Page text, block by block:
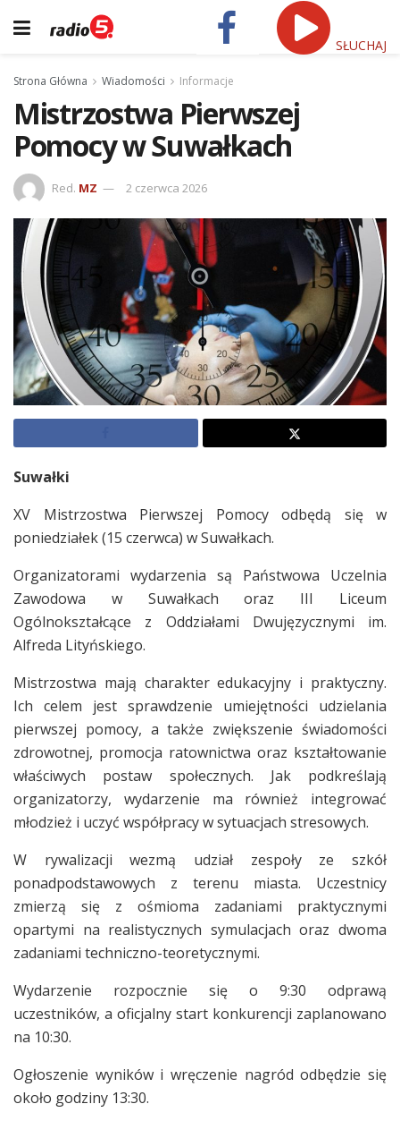
SŁUCHAJ
Strona Główna Wiadomości Informacje
Mistrzostwa Pierwszej
Pomocy w Suwałkach
Red. MZ 2 czerwca 2026
Suwałki
XV Mistrzostwa Pierwszej Pomocy odbędą się w
poniedziałek (15 czerwca) w Suwałkach.
Organizatorami wydarzenia są Państwowa Uczelnia
Zawodowa w Suwałkach oraz III Liceum
Ogólnokształcące z Oddziałami Dwujęzycznymi im.
Alfreda Lityńskiego.
Mistrzostwa mają charakter edukacyjny i praktyczny.
Ich celem jest sprawdzenie umiejętności udzielania
pierwszej pomocy, a także zwiększenie świadomości
zdrowotnej, promocja ratownictwa oraz kształtowanie
właściwych postaw społecznych. Jak podkreślają
organizatorzy, wydarzenie ma również integrować
młodzież i uczyć współpracy w sytuacjach stresowych.
W rywalizacji wezmą udział zespoły ze szkół
ponadpodstawowych z terenu miasta. Uczestnicy
zmierzą się z ośmioma zadaniami praktycznymi
opartymi na realistycznych symulacjach oraz dwoma
zadaniami techniczno-teoretycznymi.
Wydarzenie rozpocznie się o 9:30 odprawą
uczestników, a oficjalny start konkurencji zaplanowano
na 10:30.
Ogłoszenie wyników i wręczenie nagród odbędzie się
około godziny 13:30.